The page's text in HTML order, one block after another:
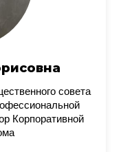
совета
Корпоративной